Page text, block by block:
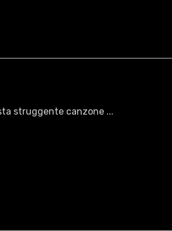
struggente canzone ...